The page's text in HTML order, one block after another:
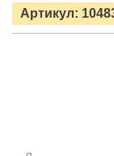
Артикул: